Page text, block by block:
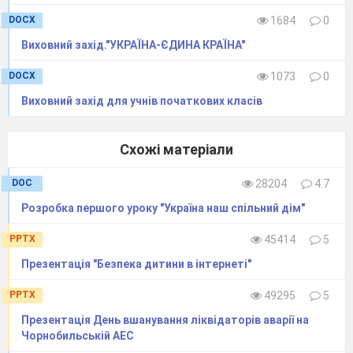
колискою дорогих дітей своїх?
тримається.
дівчата в українському вбранні.
Дівчата
, господарі, добривечір,
гості!
ДІВЧАТА: Добрий вечір вам, тітонько! А чи
можна до вас на вечорниці?
Господар. І вам вечір добрий. Заходьте,
DOCX 1684
0
Виховний захід."УКРАЇНА-ЄДИНА КРАЇНА"
DOCX 1073
0
Виховний захід для учнів початкових класів
Схожі матеріали
DOC 28204
4.7
Розробка першого уроку "Україна наш спільний дім"
PPTX 45414
5
Презентація "Безпека дитини в інтернеті"
PPTX 49295
5
Презентація День вшанування ліквідаторів аварії на
Чорнобильській АЕС